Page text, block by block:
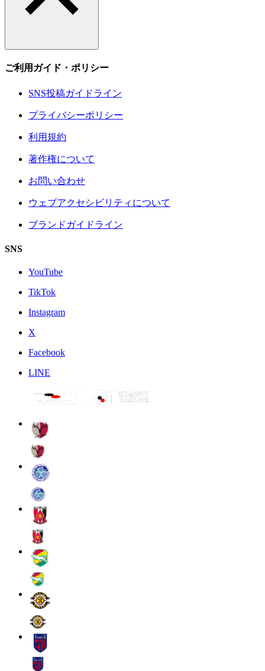
ご利用ガイド・ポリシー
SNS投稿ガイドライン
プライバシーポリシー
利用規約
著作権について
お問い合わせ
ウェブアクセシビリティについて
ブランドガイドライン
SNS
YouTube
TikTok
Instagram
X
Facebook
LINE